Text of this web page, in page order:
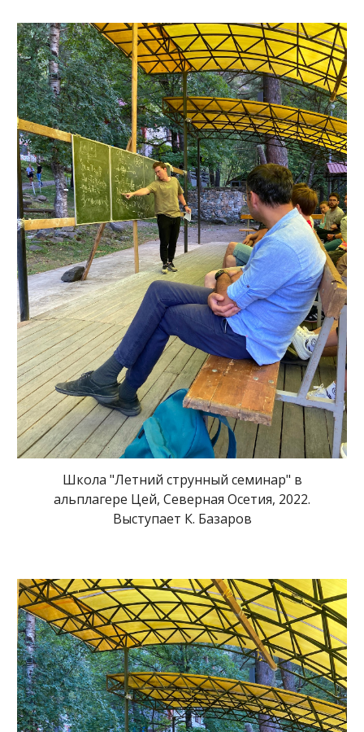
Школа "Летний струнный семинар" в
альплагере Цей, Северная Осетия, 2022.
Выступает К. Базаров